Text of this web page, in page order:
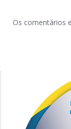
Os comentários